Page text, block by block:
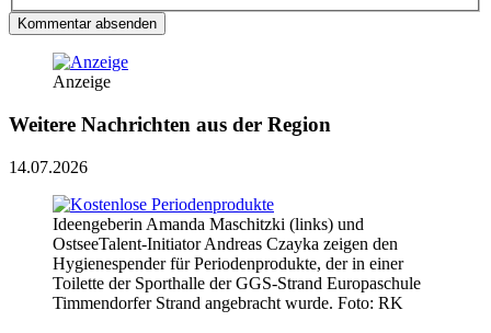
Kommentar absenden
Anzeige
Weitere Nachrichten aus der Region
14.07.2026
Ideengeberin Amanda Maschitzki (links) und
OstseeTalent-Initiator Andreas Czayka zeigen den
Hygienespender für Periodenprodukte, der in einer
Toilette der Sporthalle der GGS-Strand Europaschule
Timmendorfer Strand angebracht wurde. Foto: RK